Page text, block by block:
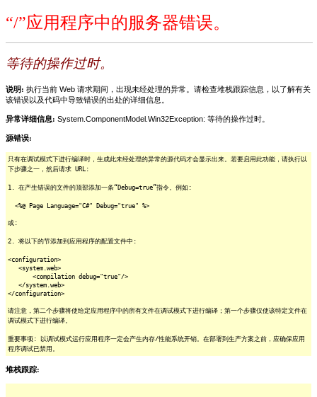
“/”应用程序中的服务器错误。
等待的操作过时。
说明: 执行当前 Web 请求期间，出现未经处理的异常。请检查堆栈跟踪信息，以了解有关
该错误以及代码中导致错误的出处的详细信息。
异常详细信息: System.ComponentModel.Win32Exception: 等待的操作过时。
源错误:
只有在调试模式下进行编译时，生成此未经处理的异常的源代码才会显示出来。若要启用此功能，请执行以
下步骤之一，然后请求 URL:
1. 在产生错误的文件的顶部添加一条“Debug=true”指令。例如:
<%@ Page Language="C#" Debug="true" %>
或:
2. 将以下的节添加到应用程序的配置文件中:
<configuration>
<system.web>
<compilation debug="true"/>
</system.web>
</configuration>
请注意，第二个步骤将使给定应用程序中的所有文件在调试模式下进行编译；第一个步骤仅使该特定文件在
调试模式下进行编译。
重要事项: 以调试模式运行应用程序一定会产生内存/性能系统开销。在部署到生产方案之前，应确保应用
程序调试已禁用。
堆栈跟踪: